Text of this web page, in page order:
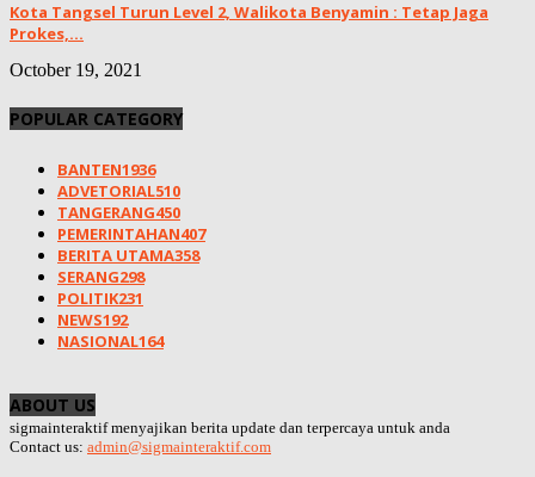
Kota Tangsel Turun Level 2, Walikota Benyamin : Tetap Jaga
Prokes,...
October 19, 2021
POPULAR CATEGORY
BANTEN1936
ADVETORIAL510
TANGERANG450
PEMERINTAHAN407
BERITA UTAMA358
SERANG298
POLITIK231
NEWS192
NASIONAL164
ABOUT US
sigmainteraktif menyajikan berita update dan terpercaya untuk anda
Contact us: admin@sigmainteraktif.com